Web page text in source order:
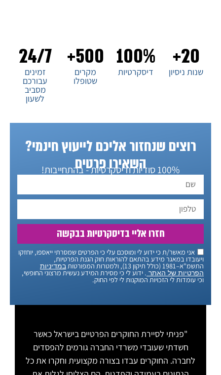
20+
שנות ניסיון
100%
דיסקרטיות
500+
מקרים
שטופלו
24/7
זמינים
עבורכם
מסביב
לשעון
רוצים שנחזור אליכם לייעוץ חינמי?
השאירו פרטים
100% סודיות ודיסקרטיות - בהתחייבות!
אני מאשר/ת כי ידוע לי ומוסכם עלי כי הפרטים שמסרתי ייאספו, יוחזקו
ויעובדו במאגר מידע בהתאם להוראות חוק הגנת הפרטיות,
התשמ"א–1981 (כולל תיקון 13), ולמטרות המפורטות
במדיניות
הפרטיות של האתר . ידוע לי כי מסירת המידע נעשית מרצוני החופשי,
וכי עומדות לי הזכויות המוקנות לי לפי החוק.
חזרו אליי בדיסקרטיות בבקשה
"פניתי לסיירת החוקרים הפרטיים בישראל כאשר
חשדתי שעובדי משרדי החברה גורמים להפסדים
לחברה. החוקרים עבדו בצורה מקצועית וחקרו את כל